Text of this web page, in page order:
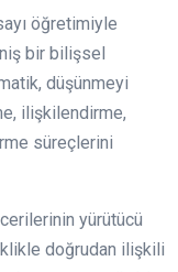
öğretimiyle
bir bilişsel
düşünmeyi
ilişkilendirme,
süreçlerini
yürütücü
doğrudan ilişkili